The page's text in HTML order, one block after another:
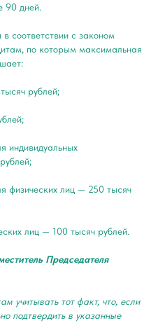
90 дней.
соответствии с законом
по которым максимальная
рублей;
индивидуальных
физических лиц — 250 тысяч
лиц — 100 тысяч рублей.
Председателя
учитывать тот факт, что, если
подтвердить в указанные